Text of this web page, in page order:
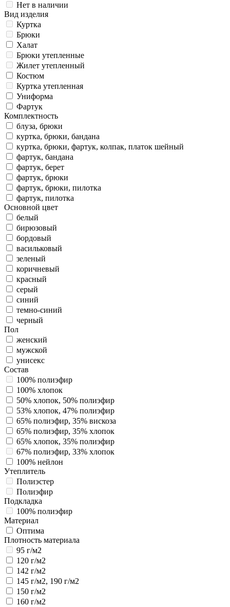
Нет в наличии
Вид изделия
Куртка
Брюки
Халат
Брюки утепленные
Жилет утепленный
Костюм
Куртка утепленная
Униформа
Фартук
Комплектность
блуза, брюки
куртка, брюки, бандана
куртка, брюки, фартук, колпак, платок шейный
фартук, бандана
фартук, берет
фартук, брюки
фартук, брюки, пилотка
фартук, пилотка
Основной цвет
белый
бирюзовый
бордовый
васильковый
зеленый
коричневый
красный
серый
синий
темно-синий
черный
Пол
женский
мужской
унисекс
Состав
100% полиэфир
100% хлопок
50% хлопок, 50% полиэфир
53% хлопок, 47% полиэфир
65% полиэфир, 35% вискоза
65% полиэфир, 35% хлопок
65% хлопок, 35% полиэфир
67% полиэфир, 33% хлопок
100% нейлон
Утеплитель
Полиэстер
Полиэфир
Подкладка
100% полиэфир
Материал
Оптима
Плотность материала
95 г/м2
120 г/м2
142 г/м2
145 г/м2, 190 г/м2
150 г/м2
160 г/м2